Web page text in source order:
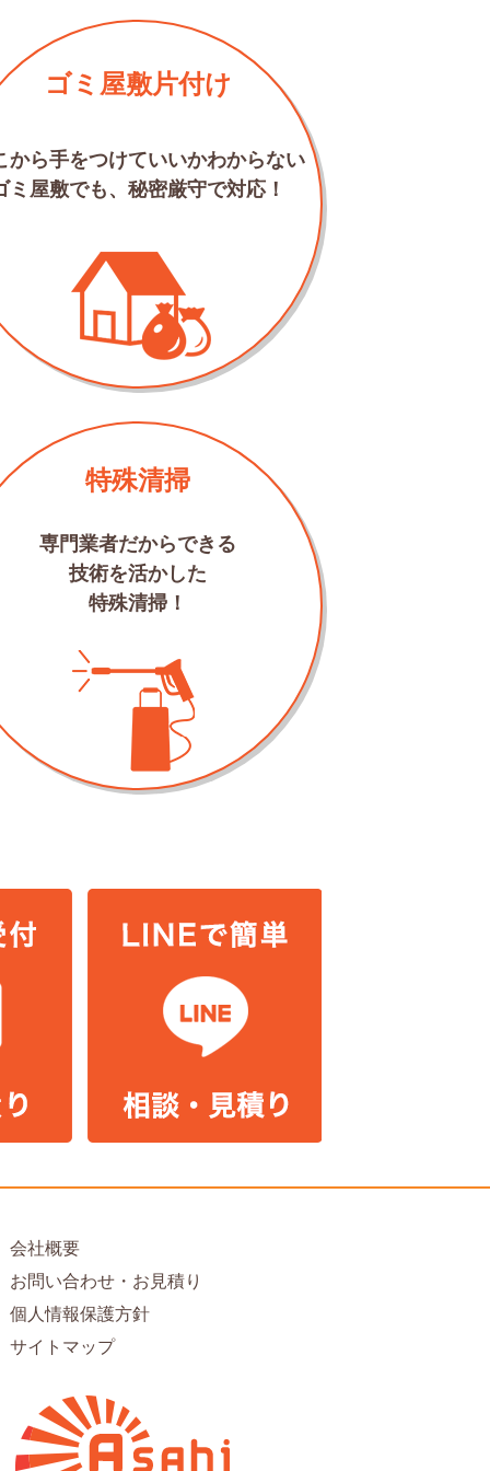
ゴミ屋敷片付け
から手をつけていいかわからない
ミ屋敷でも、秘密厳守で対応！
特殊清掃
専門業者だからできる
技術を活かした
特殊清掃！
会社概要
お問い合わせ・お見積り
個人情報保護方針
サイトマップ